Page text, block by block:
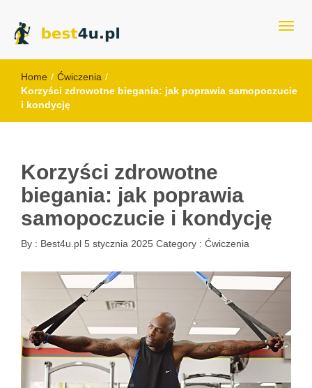
best4u.pl
Home / Ćwiczenia /
Korzyści zdrowotne biegania: jak poprawia samopoczucie
i kondycję
Korzyści zdrowotne
biegania: jak poprawia
samopoczucie i kondycję
By : Best4u.pl 5 stycznia 2025 Category : Ćwiczenia